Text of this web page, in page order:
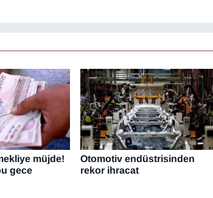
müjde!
gece
Otomotiv endüstrisinden
rekor ihracat